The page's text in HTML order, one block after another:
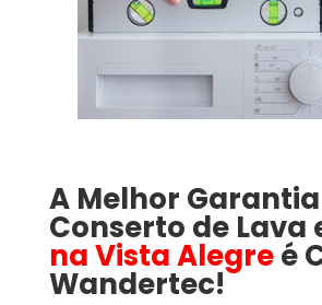
A Melhor
Conserto de Lava
na Vista Alegreé
Wandertec!